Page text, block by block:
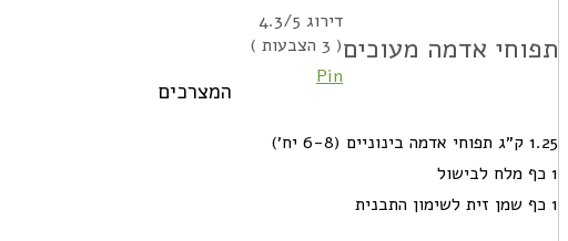
תפוחי אדמה מעוכים
דירוג 4.3/5
(
3 הצבעות )
Pin
המצרכים
1.25 ק״ג תפוחי אדמה בינוניים
(6-8 יח׳)
1 כף מלח לבישול
1 כף שמן זית לשימון התבנית